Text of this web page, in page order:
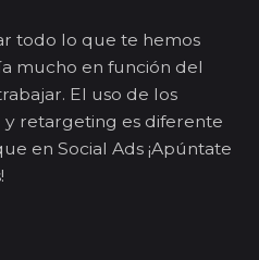
todo lo que te hemos
mucho en función del
El uso de los
y retargeting es diferente
en Social Ads ¡Apúntate